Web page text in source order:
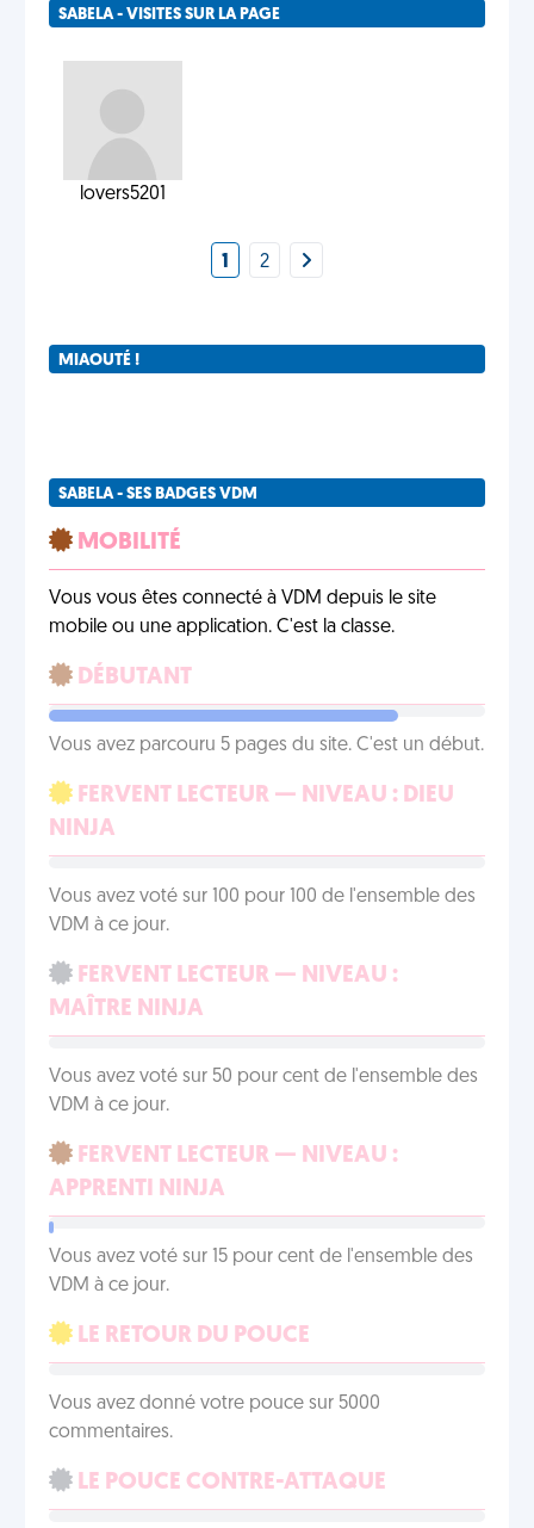
SABELA - VISITES SUR LA PAGE
lovers5201
1 2
MIAOUTÉ !
SABELA - SES BADGES VDM
MOBILITÉ
Vous vous êtes connecté à VDM depuis le site
mobile ou une application. C'est la classe.
DÉBUTANT
Vous avez parcouru 5 pages du site. C'est un début.
FERVENT LECTEUR — NIVEAU : DIEU
NINJA
Vous avez voté sur 100 pour 100 de l'ensemble des
VDM à ce jour.
FERVENT LECTEUR — NIVEAU :
MAÎTRE NINJA
Vous avez voté sur 50 pour cent de l'ensemble des
VDM à ce jour.
FERVENT LECTEUR — NIVEAU :
APPRENTI NINJA
Vous avez voté sur 15 pour cent de l'ensemble des
VDM à ce jour.
LE RETOUR DU POUCE
Vous avez donné votre pouce sur 5000
commentaires.
LE POUCE CONTRE-ATTAQUE